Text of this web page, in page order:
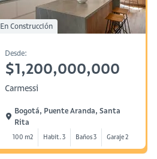
En Construcción
Desde:
$1,200,000,000
Carmessi
Bogotá, Puente Aranda, Santa
Rita
100 m2 Habit. 3 Baños 3 Garaje 2